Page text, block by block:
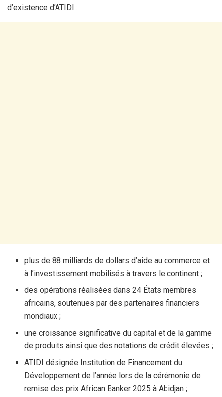
d’existence d’ATIDI :
plus de 88 milliards de dollars d’aide au commerce et
à l’investissement mobilisés à travers le continent ;
des opérations réalisées dans 24 États membres
africains, soutenues par des partenaires financiers
mondiaux ;
une croissance significative du capital et de la gamme
de produits ainsi que des notations de crédit élevées ;
ATIDI désignée Institution de Financement du
Développement de l’année lors de la cérémonie de
remise des prix African Banker 2025 à Abidjan ;